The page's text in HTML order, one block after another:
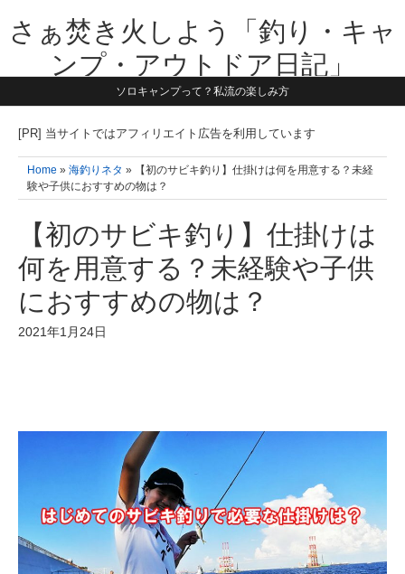
さぁ焚き火しよう「釣り・キャ
ンプ・アウトドア日記」
【テーマは子供と一緒に本気で遊ぶ】1981年うまれ・横浜在住。妻と3
す。同じ世代のお父さんに読んで頂けたら嬉しいです！よろしくお願い
ソロキャンプって？私流の楽しみ方
[PR] 当サイトではアフィリエイト広告を利用しています
Home » 海釣りネタ » 【初のサビキ釣り】仕掛けは何を用意する？未経
験や子供におすすめの物は？
【初のサビキ釣り】仕掛けは
何を用意する？未経験や子供
におすすめの物は？
2021年1月24日